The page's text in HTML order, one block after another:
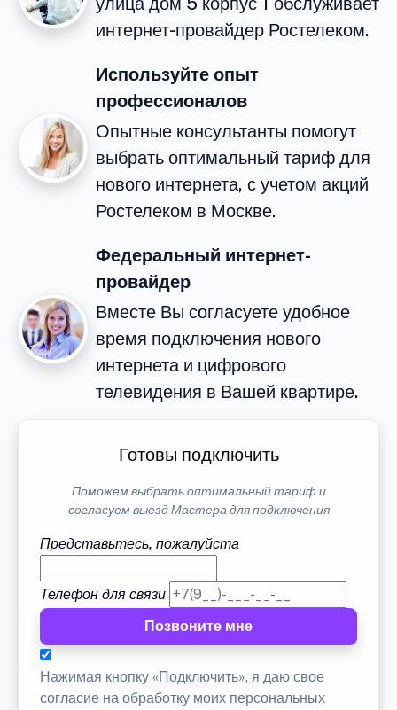
интернет-провайдер Ростелеком.
Используйте опыт
профессионалов
Опытные консультанты помогут
выбрать оптимальный тариф для
нового интернета, с учетом акций
Ростелеком в Москве.
Федеральный интернет-
провайдер
Вместе Вы согласуете удобное
время подключения нового
интернета и цифрового
телевидения в Вашей квартире.
Готовы подключить
Поможем выбрать оптимальный тариф и
согласуем выезд Мастера для подключения
Представьтесь, пожалуйста
Телефон для связи
Позвоните мне
Нажимая кнопку «Подключить», я даю свое
согласие на обработку моих персональных